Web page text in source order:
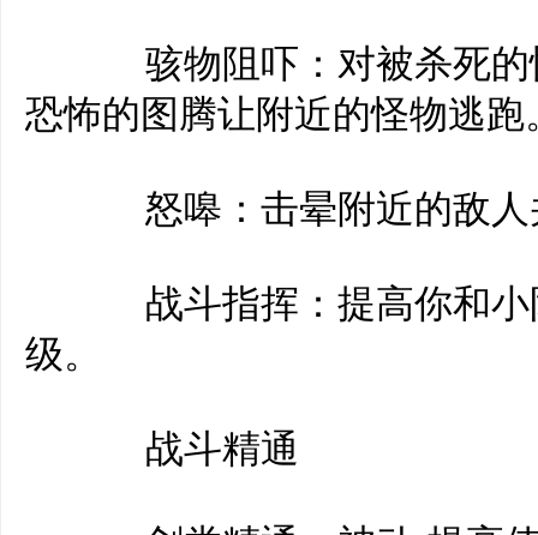
骇物阻吓：对被杀死的
恐怖的图腾让附近的怪物逃跑
怒嗥：击晕附近的敌人
战斗指挥：提高你和小
级。
战斗精通